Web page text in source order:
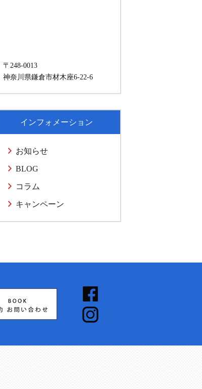
〒248-0013
神奈川県鎌倉市材木座6-22-6
インフォメーション
お知らせ
BLOG
コラム
キャンペーン